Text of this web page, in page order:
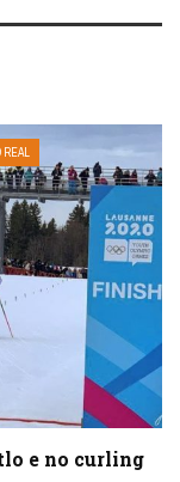
REAL
e no curling